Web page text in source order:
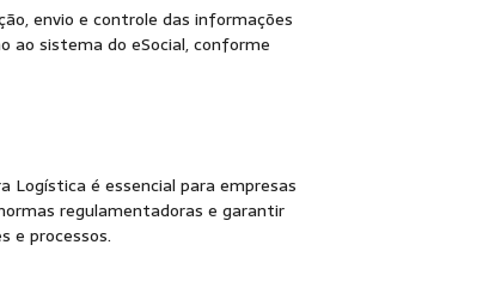
envio e controle das informações
ao sistema do eSocial, conforme
Logística é essencial para empresas
regulamentadoras e garantir
e processos.